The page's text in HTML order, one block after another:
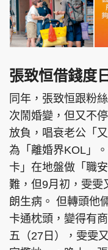
Copyright © 東周
張致恒借錢度日
同年，張致恒跟粉
次鬧婚變，但又不
放負，唱衰老公「
為「離婚界KOL」
卡」在地盤做「職
難，但9月初，雯雯
朗生病。 但轉頭他
卡通枕頭，變得有
五（27日），雯雯